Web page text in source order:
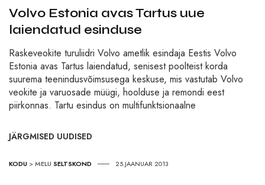
Volvo Estonia avas Tartus uue
laiendatud esinduse
Raskeveokite turuliidri Volvo ametlik esindaja Eestis Volvo
Estonia avas Tartus laiendatud, senisest poolteist korda
suurema teenindusvõimsusega keskuse, mis vastutab Volvo
veokite ja varuosade müügi, hoolduse ja remondi eest
piirkonnas. Tartu esindus on multifunktsionaalne
JÄRGMISED UUDISED
KODU >MELU SELTSKOND 25.JAANUAR 2013